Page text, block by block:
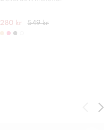
280 kr 549 kr